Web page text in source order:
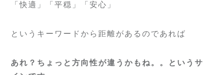
「快適」「平穏」「安心」
というキーワードから距離があるのであれば
あれ？ちょっと方向性が違うかもね。。というサ